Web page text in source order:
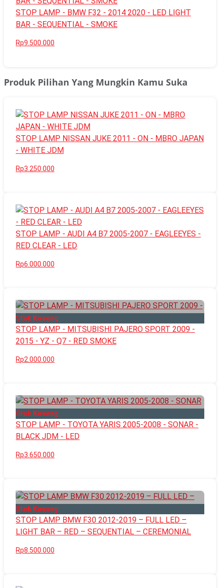
STOP LAMP - BMW F32 - 2014 2020 - LED LIGHT
BAR - SEQUENTIAL - SMOKE
Rp9.500.000
Produk Pilihan Yang Mungkin Kamu Suka
STOP LAMP NISSAN JUKE 2011 - ON - MBRO JAPAN
- WHITE JDM
Rp3.250.000
STOP LAMP - AUDI A4 B7 2005-2007 - EAGLEEYES -
RED CLEAR - LED
Rp6.000.000
Stok Kosong
STOP LAMP - MITSUBISHI PAJERO SPORT 2009 -
2015 - YZ - Q7 - RED SMOKE
Rp2.000.000
Stok Kosong
STOP LAMP - TOYOTA YARIS 2005-2008 - SONAR -
BLACK JDM - LED
Rp3.650.000
Stok Kosong
STOP LAMP BMW F30 2012-2019 – FULL LED –
LIGHT BAR – RED – SEQUENTIAL – CEREMONIAL
Rp8.500.000